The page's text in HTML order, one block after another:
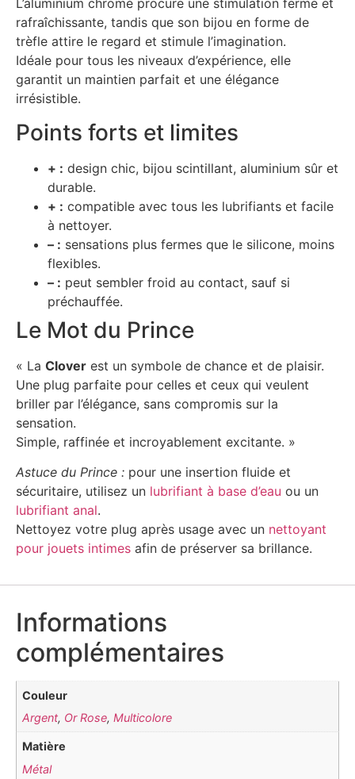
L’aluminium chromé procure une stimulation ferme et
rafraîchissante, tandis que son bijou en forme de
trèfle attire le regard et stimule l’imagination.
Idéale pour tous les niveaux d’expérience, elle
garantit un maintien parfait et une élégance
irrésistible.
Points forts et limites
+ : design chic, bijou scintillant, aluminium sûr et
durable.
+ : compatible avec tous les lubrifiants et facile
à nettoyer.
– : sensations plus fermes que le silicone, moins
flexibles.
– : peut sembler froid au contact, sauf si
préchauffée.
Le Mot du Prince
« La Clover est un symbole de chance et de plaisir.
Une plug parfaite pour celles et ceux qui veulent
briller par l’élégance, sans compromis sur la
sensation.
Simple, raffinée et incroyablement excitante. »
Astuce du Prince : pour une insertion fluide et
sécuritaire, utilisez un lubrifiant à base d’eau ou un
lubrifiant anal.
Nettoyez votre plug après usage avec un nettoyant
pour jouets intimes afin de préserver sa brillance.
Informations
complémentaires
Couleur
Argent, Or Rose,Multicolore
Matière
Métal